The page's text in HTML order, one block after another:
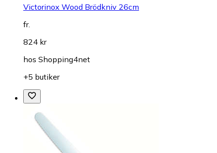
Victorinox Wood Brödkniv 26cm
fr.
824 kr
hos Shopping4net
+5 butiker